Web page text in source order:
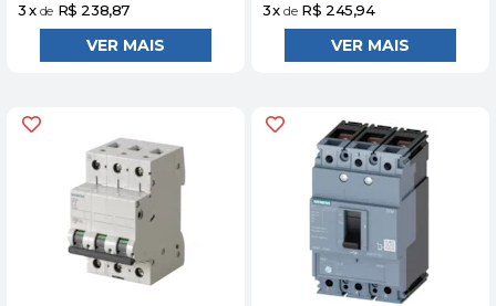
3x de R$ 238,87 3x de R$ 245,94